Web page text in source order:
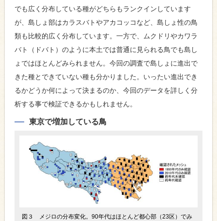
でも広く分布している種がどちらもランクインしています
が、島しょ部はカラスバトやアカコッコなど、島しょ性の鳥
類も比較的広く分布しています。一方で、ムクドリやカワラ
バト（ドバト）のように本土では普通に見られる鳥でも島し
ょではほとんどみられません。今回の調査で島しょに進出で
きた種とできていない種も分かりました。いったい進出でき
るかどうか何によって決まるのか、今回のデータを詳しく分
析する事で検証できるかもしれません。
東京で増加している鳥
図３ メジロの分布変化。90年代はほとんど都心部（23区）でみ